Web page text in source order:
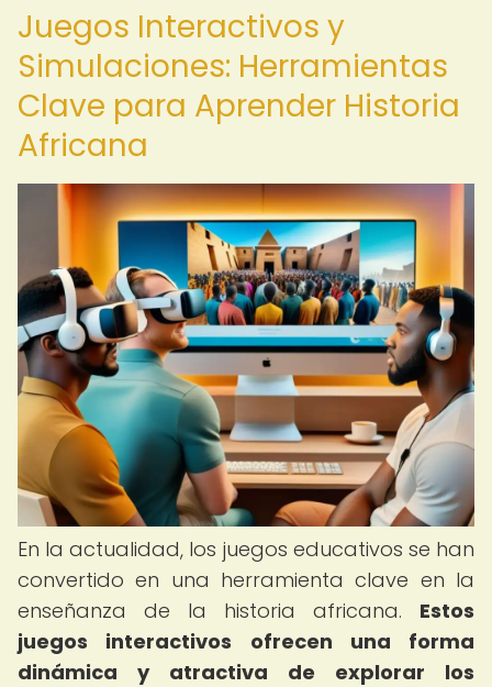
Juegos Interactivos y
Simulaciones: Herramientas
Clave para Aprender Historia
Africana
En la actualidad, los juegos educativos se han
convertido en una herramienta clave en la
enseñanza de la historia africana. Estos
juegos interactivos ofrecen una forma
dinámica y atractiva de explorar los